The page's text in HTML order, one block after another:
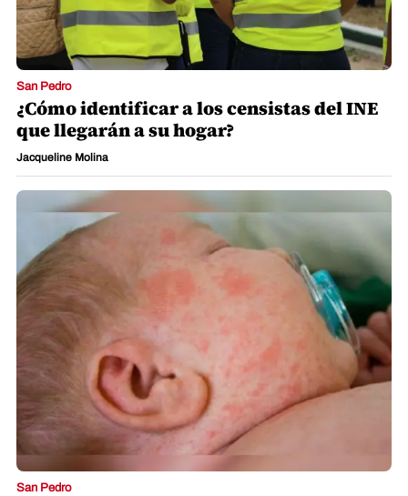
San Pedro
¿Cómo identificar a los censistas del INE
que llegarán a su hogar?
Jacqueline Molina
San Pedro